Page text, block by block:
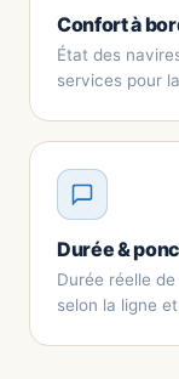
Confort à
État des
services pour
Durée &
Durée réelle
selon la ligne